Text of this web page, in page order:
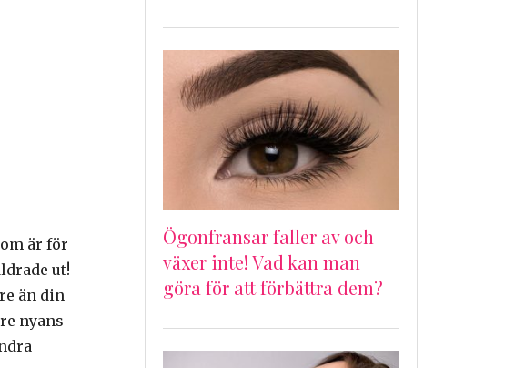
är för
ut!
än din
nyans
Ögonfransar faller av och
växer inte! Vad kan man
göra för att förbättra dem?